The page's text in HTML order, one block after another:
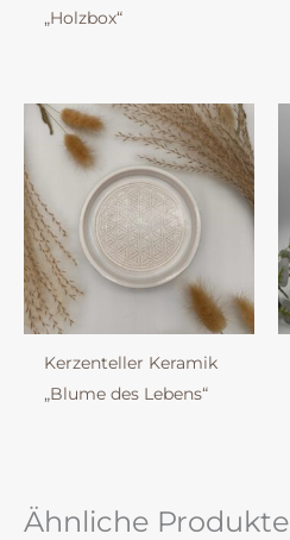
„Holzbox“
Kerzenteller Keramik
„Blume des Lebens“
Ähnliche Produkte